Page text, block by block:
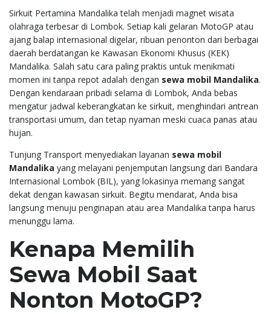
Sirkuit Pertamina Mandalika telah menjadi magnet wisata
olahraga terbesar di Lombok. Setiap kali gelaran MotoGP atau
ajang balap internasional digelar, ribuan penonton dari berbagai
daerah berdatangan ke Kawasan Ekonomi Khusus (KEK)
Mandalika. Salah satu cara paling praktis untuk menikmati
momen ini tanpa repot adalah dengan sewa mobil Mandalika.
Dengan kendaraan pribadi selama di Lombok, Anda bebas
mengatur jadwal keberangkatan ke sirkuit, menghindari antrean
transportasi umum, dan tetap nyaman meski cuaca panas atau
hujan.
Tunjung Transport menyediakan layanan sewa mobil
Mandalika yang melayani penjemputan langsung dari Bandara
Internasional Lombok (BIL), yang lokasinya memang sangat
dekat dengan kawasan sirkuit. Begitu mendarat, Anda bisa
langsung menuju penginapan atau area Mandalika tanpa harus
menunggu lama.
Kenapa Memilih
Sewa Mobil Saat
Nonton MotoGP?